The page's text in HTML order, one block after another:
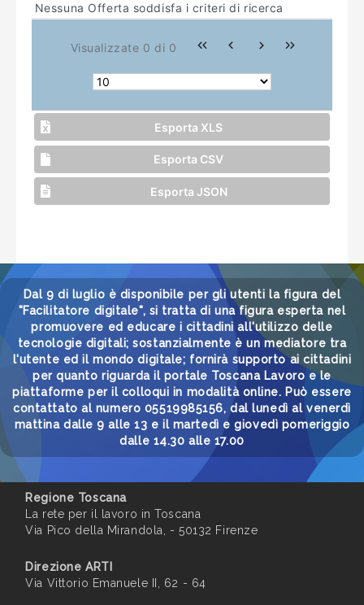
Nessuna Offerta soddisfa i criteri di ricerca
Visualizzate 0 di 0
Esporta XLS
Esporta CSV
Esporta JSON
Dal 9 di luglio è disponibile per gli utenti la figura del
"Facilitatore digitale", si tratta di una figura esperta nel
promuovere ed educare i cittadini all'utilizzo delle
tecnologie digitali; sostanzialmente è un mediatore tra
l'utente ed il mondo digitale; fornirà supporto ai cittadini
per quanto riguarda il portale Toscana Lavoro e le
piattaforme per il colloqui in modalità online. Può essere
contattato al numero 05519985156, dal lunedì al venerdì
mattina dalle 9 alle 13 e il martedì e giovedì pomeriggio
dalle 14.30 alle 17.00
Regione Toscana
La rete per il lavoro in Toscana
Via Pico della Mirandola, - 50132 Firenze
Direzione ARTI
Via Vittorio Emanuele II, 62 - 64